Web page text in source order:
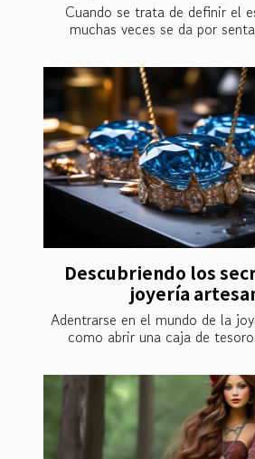
Cuando se trata de definir el
muchas veces se da por
Descubriendo los
joyería
Adentrarse en el mundo de la
como abrir una caja de